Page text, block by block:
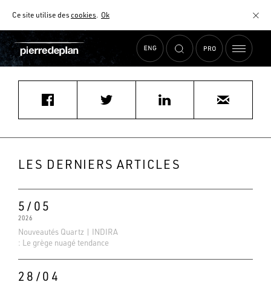
Ce site utilise descookies. Ok
AIDE AU CHOIX
Accueil Actualités m.charton680@laposte.net
LES DERNIERS ARTICLES
5/05
2026
Nouveautés Quartz | INDIRA
: Le grège nuagé tendance
28/04